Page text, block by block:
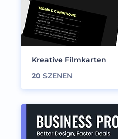
Kreative Filmkarten
20 SZENEN